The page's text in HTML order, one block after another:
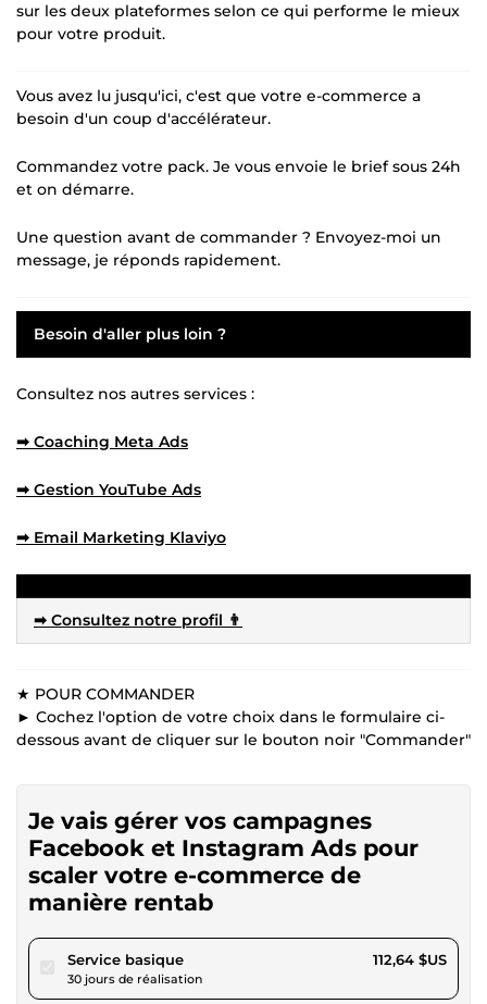
sur les deux plateformes selon ce qui performe le mieux
pour votre produit.
Vous avez lu jusqu'ici, c'est que votre e-commerce a
besoin d'un coup d'accélérateur.
Commandez votre pack. Je vous envoie le brief sous 24h
et on démarre.
Une question avant de commander ? Envoyez-moi un
message, je réponds rapidement.
Besoin d'aller plus loin ?
Consultez nos autres services :
➡ Coaching Meta Ads
➡ Gestion YouTube Ads
➡ Email Marketing Klaviyo
➡ Consultez notre profil 👨
★ POUR COMMANDER
► Cochez l'option de votre choix dans le formulaire ci-
dessous avant de cliquer sur le bouton noir "Commander"
Je vais gérer vos campagnes
Facebook et Instagram Ads pour
scaler votre e-commerce de
manière rentab
Service basiquepour 103,82 $US
30 jours de réalisation
112,64 $US